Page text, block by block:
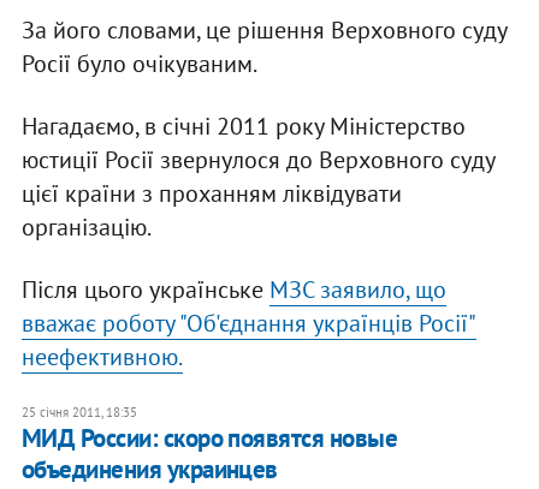
За його словами, це рішення Верховного суду
Росії було очікуваним.
Нагадаємо, в січні 2011 року Міністерство
юстиції Росії звернулося до Верховного суду
цієї країни з проханням ліквідувати
організацію.
Після цього українське МЗС заявило, що
вважає роботу "Об'єднання українців Росії"
неефективною.
25 січня 2011, 18:35
МИД России: скоро появятся новые
объединения украинцев